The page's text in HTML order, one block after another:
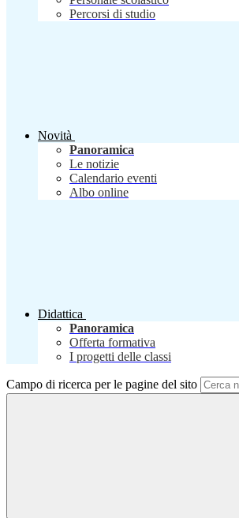
Percorsi di studio
Novità
Panoramica
Le notizie
Calendario eventi
Albo online
Didattica
Panoramica
Offerta formativa
I progetti delle classi
Campo di ricerca per le pagine del sito